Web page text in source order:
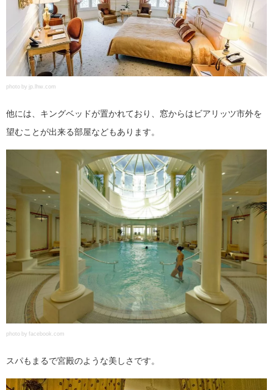
photo by jp.lhw.com
他には、キングベッドが置かれており、窓からはビアリッツ市外を
望むことが出来る部屋などもあります。
photo by facebook.com
スパもまるで宮殿のような美しさです。